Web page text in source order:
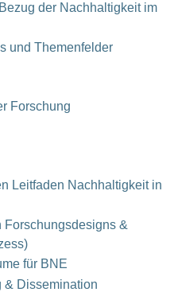
der Nachhaltigkeit im
und Themenfelder
Forschung
Leitfaden Nachhaltigkeit in
Forschungsdesigns &
für BNE
& Dissemination